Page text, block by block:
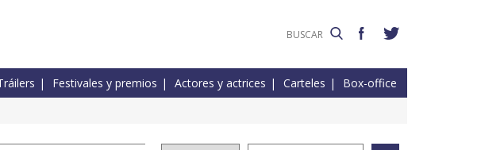
Festivales y premios Actores y actrices Carteles Box-office